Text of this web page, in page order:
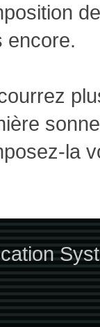
encore.
la